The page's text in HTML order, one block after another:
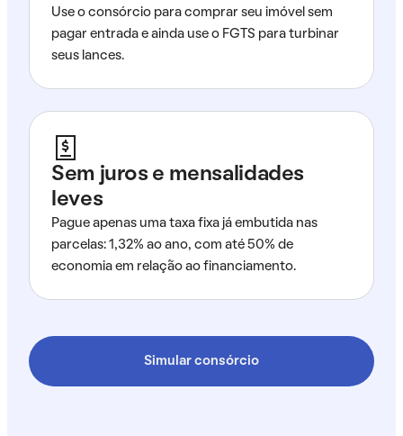
Use o consórcio para comprar seu imóvel sem
pagar entrada e ainda use o FGTS para turbinar
seus lances.
Sem juros e mensalidades
leves
Pague apenas uma taxa fixa já embutida nas
parcelas: 1,32% ao ano, com até 50% de
economia em relação ao financiamento.
Simular consórcio